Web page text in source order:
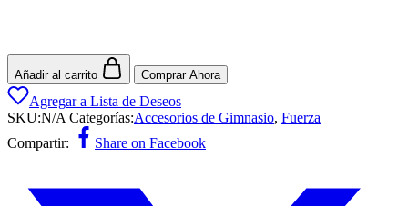
Añadir al carrito Comprar Ahora
Agregar a Lista de Deseos
SKU:N/A Categorías:Accesorios de Gimnasio, Fuerza
Compartir:
Share on Facebook